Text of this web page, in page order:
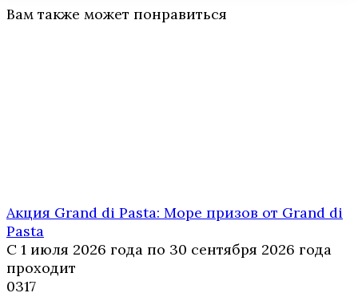
Вам также может понравиться
Акция Grand di Pasta: Море призов от Grand di
Pasta
С 1 июля 2026 года по 30 сентября 2026 года
проходит
0317